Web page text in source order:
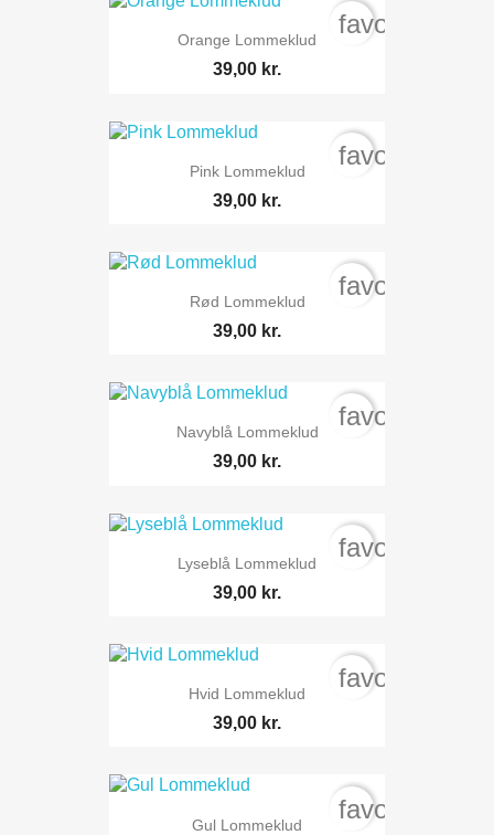
Orange Lommeklud
39,00 kr.
Pink Lommeklud
39,00 kr.
Rød Lommeklud
39,00 kr.
Navyblå Lommeklud
39,00 kr.
Lyseblå Lommeklud
39,00 kr.
Hvid Lommeklud
39,00 kr.
Gul Lommeklud